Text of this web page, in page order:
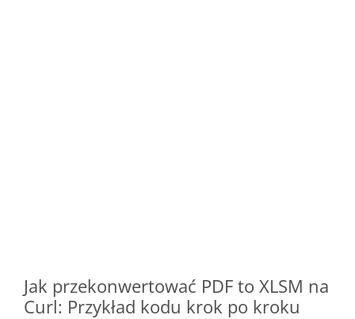
Jak przekonwertować PDF to XLSM na
Curl: Przykład kodu krok po kroku